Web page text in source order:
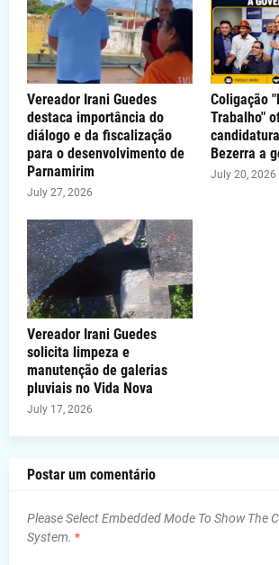
Vereador Irani Guedes
destaca importância do
diálogo e da fiscalização
para o desenvolvimento de
Parnamirim
July 27, 2026
Coligação
Trabalho"
Bezerra a
July 20, 2026
Vereador Irani Guedes
solicita limpeza e
manutenção de galerias
pluviais no Vida Nova
July 17, 2026
Postar um comentário
Please Select Embedded Mode To Show The
System. *